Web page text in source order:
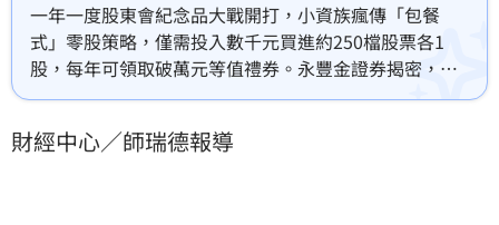
一年一度股東會紀念品大戰開打，小資族瘋傳「包餐
式」零股策略，僅需投入數千元買進約250檔股票各1
股，每年可領取破萬元等值禮券。永豐金證券揭密，日
月光、富喬、愛之味等5大個股為熱搜黑馬。投資人應注
區與電子投票功能，即可輕鬆避開領取地雷。此外，符
財經中心／師瑞德報導